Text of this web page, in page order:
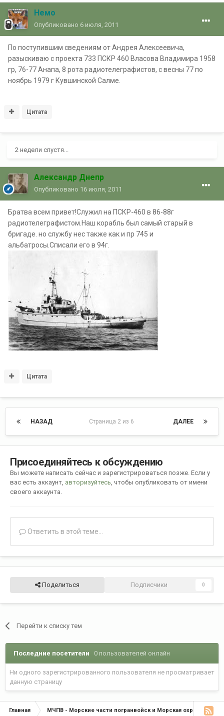
Немо
Опубликовано 6 июля, 2011
По поступившим сведениям от Андрея Алексеевича,
разыскиваю с проекта 733 ПСКР 460 Власова Владимира 1958
гр, 76-77 Анапа, 8 рота радиотелеграфистов, с весны 77 по
ноябрь 1979 г Кувшинской Салме.
Цитата
2 недели спустя...
Александр Днепр
Опубликовано 16 июля, 2011
Братва всем привет!Служил на ПСКР-460 в 86-88г
радиотелеграфистом.Наш корабль был самый старый в
бригаде. но службу нес также как и пр 745 и
альбатросы.Списали его в 94г.
Цитата
НАЗАД ДАЛЕЕ
Страница 2 из 6
Присоединяйтесь к обсуждению
Вы можете написать сейчас и зарегистрироваться позже. Если у
вас есть аккаунт, авторизуйтесь , чтобы опубликовать от имени
своего аккаунта.
Ответить в этой теме...
Поделиться Подписчики 0
Перейти к списку тем
Последние посетители 0 пользователей онлайн
Ни одного зарегистрированного пользователя не просматривает
данную страницу
Главная МЧПВ - Морские части погранвойск и Морская охрана